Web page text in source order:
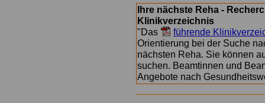
Ihre nächste Reha -
Klinikverzeichnis
"Das
führende
Orientierung bei der Suche
nächsten Reha. Sie können
suchen. Beamtinnen und
Angebote nach